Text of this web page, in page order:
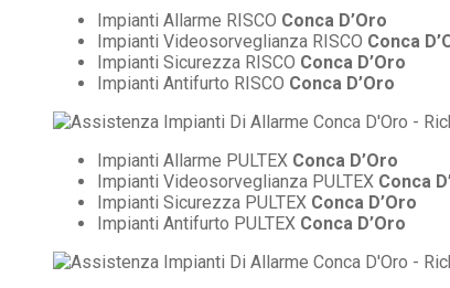
Impianti Allarme RISCO Conca D’Oro
Impianti Videosorveglianza RISCO Conca
Impianti Sicurezza RISCO Conca D’Oro
Impianti Antifurto RISCO Conca D’Oro
Impianti Allarme PULTEX Conca D’Oro
Impianti Videosorveglianza PULTEX Conca
Impianti Sicurezza PULTEX Conca D’Oro
Impianti Antifurto PULTEX Conca D’Oro